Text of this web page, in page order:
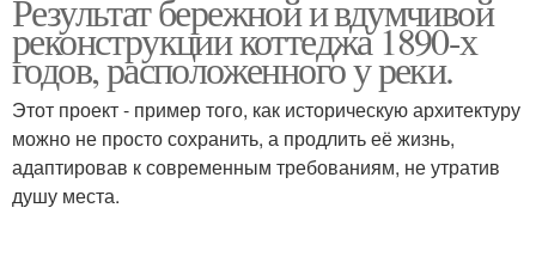
виды ремонта квартир
дома
Результат бережной и вдумчивой
реконструкции коттеджа 1890-х
годов, расположенного у реки.
Этот проект - пример того, как историческую архитектуру
можно не просто сохранить, а продлить её жизнь,
адаптировав к современным требованиям, не утратив
душу места.